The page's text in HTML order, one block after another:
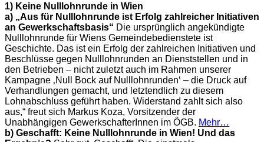
1) Keine Nulllohnrunde in Wien
a) „Aus für Nulllohnrunde ist Erfolg zahlreicher Initiativen
an Gewerkschaftsbasis“ Die ursprünglich angekündigte
Nulllohnrunde für Wiens Gemeindebedienstete ist
Geschichte. Das ist ein Erfolg der zahlreichen Initiativen und
Beschlüsse gegen Nulllohnrunden an Dienststellen und in
den Betrieben – nicht zuletzt auch im Rahmen unserer
Kampagne ‚Null Bock auf Nulllohnrunden‘ – die Druck auf
Verhandlungen gemacht, und letztendlich zu diesem
Lohnabschluss geführt haben. Widerstand zahlt sich also
aus,“ freut sich Markus Koza, Vorsitzender der
Unabhängigen GewerkschafterInnen im ÖGB. Mehr…
b) Geschafft: Keine Nulllohnrunde in Wien! Und das